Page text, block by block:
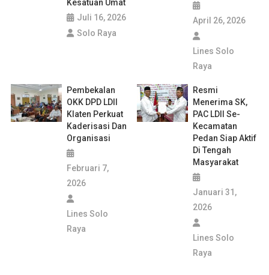
Kesatuan Umat
Juli 16, 2026
Solo Raya
April 26, 2026
Lines Solo
Raya
Pembekalan
OKK DPD LDII
Klaten Perkuat
Kaderisasi Dan
Organisasi
Februari 7,
2026
Lines Solo
Raya
Resmi
Menerima SK,
PAC LDII Se-
Kecamatan
Pedan Siap Aktif
Di Tengah
Masyarakat
Januari 31,
2026
Lines Solo
Raya